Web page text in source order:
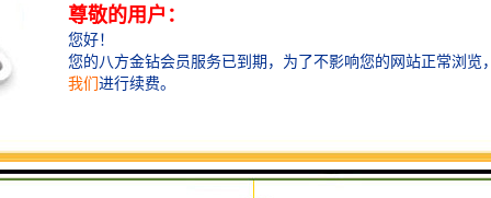
实心砌块
125
持和服务。无论是售前咨询、售中指导还是售后维修，